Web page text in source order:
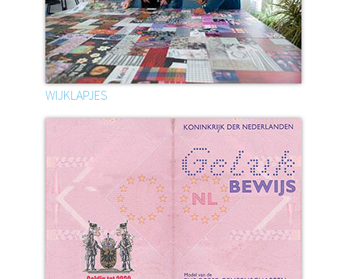
WIJKLAPJES